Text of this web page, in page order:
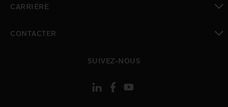
CARRIÈRE
CONTACTER
SUIVEZ-NOUS